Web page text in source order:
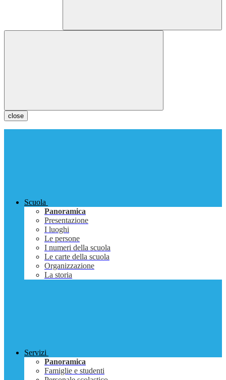
close
Scuola
Panoramica
Presentazione
I luoghi
Le persone
I numeri della scuola
Le carte della scuola
Organizzazione
La storia
Servizi
Panoramica
Famiglie e studenti